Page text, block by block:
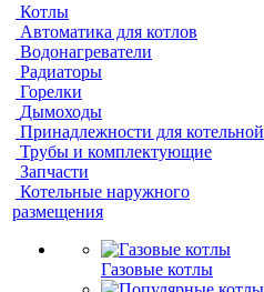
Котлы
Автоматика для котлов
Водонагреватели
Радиаторы
Горелки
Дымоходы
Принадлежности для котельной
Трубы и комплектующие
Запчасти
Котельные наружного
размещения
Газовые котлы